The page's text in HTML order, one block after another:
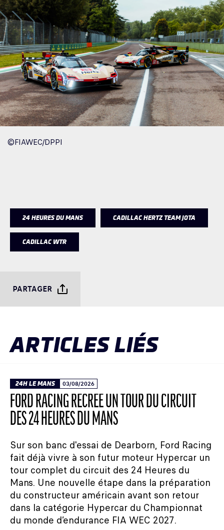
©FIAWEC/DPPI
24 HEURES DU MANS CADILLAC HERTZ TEAM JOTA
CADILLAC WTR
PARTAGER
ARTICLES LIÉS
24H LE MANS 03/08/2026
FORD RACING RECRÉE UN TOUR DU CIRCUIT
DES 24 HEURES DU MANS
Sur son banc d'essai de Dearborn, Ford Racing
fait déjà vivre à son futur moteur Hypercar un
tour complet du circuit des 24 Heures du
Mans. Une nouvelle étape dans la préparation
du constructeur américain avant son retour
dans la catégorie Hypercar du Championnat
du monde d’endurance FIA WEC 2027.